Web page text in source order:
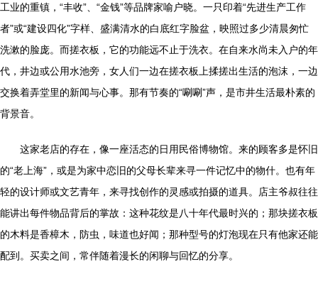
工业的重镇，“丰收”、“金钱”等品牌家喻户晓。一只印着“先进生产工作
者”或“建设四化”字样、盛满清水的白底红字脸盆，映照过多少清晨匆忙
洗漱的脸庞。而搓衣板，它的功能远不止于洗衣。在自来水尚未入户的年
代，井边或公用水池旁，女人们一边在搓衣板上揉搓出生活的泡沫，一边
交换着弄堂里的新闻与心事。那有节奏的“唰唰”声，是市井生活最朴素的
背景音。
这家老店的存在，像一座活态的日用民俗博物馆。来的顾客多是怀旧
的“老上海”，或是为家中恋旧的父母长辈来寻一件记忆中的物什。也有年
轻的设计师或文艺青年，来寻找创作的灵感或拍摄的道具。店主爷叔往往
能讲出每件物品背后的掌故：这种花纹是八十年代最时兴的；那块搓衣板
的木料是香樟木，防虫，味道也好闻；那种型号的灯泡现在只有他家还能
配到。买卖之间，常伴随着漫长的闲聊与回忆的分享。